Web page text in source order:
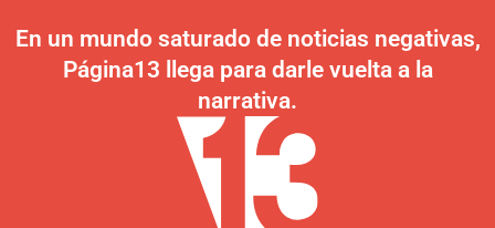
En un mundo saturado de noticias negativas,
Página13 llega para darle vuelta a la
narrativa.